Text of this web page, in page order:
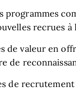
programmes
recrues
de valeur en
de
de